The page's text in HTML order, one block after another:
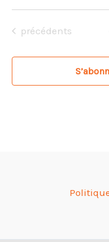
Évènements
précédents